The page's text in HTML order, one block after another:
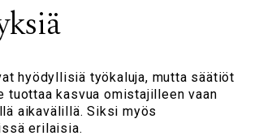
hyödyllisiä työkaluja, mutta säätiöt
kasvua omistajilleen vaan
aikavälillä. Siksi myös
erilaisia.